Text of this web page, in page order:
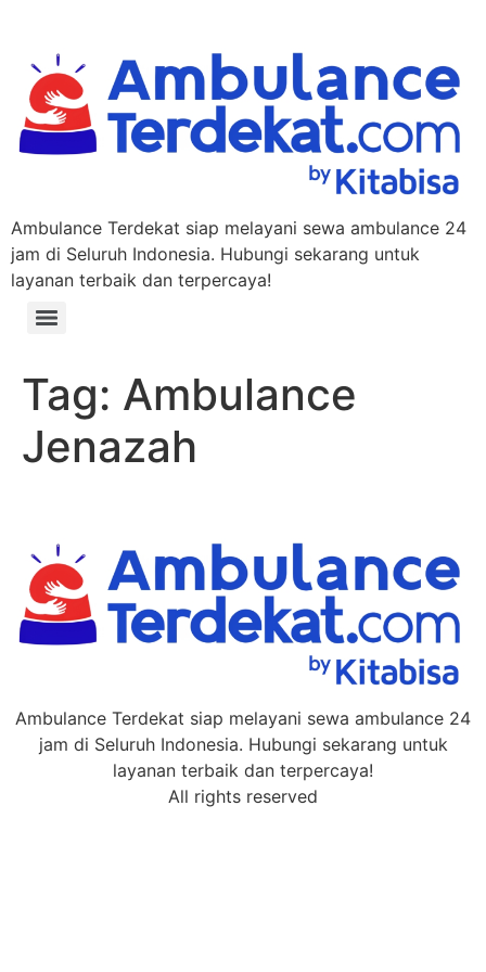
Ambulance Terdekat siap melayani sewa ambulance 24
jam di Seluruh Indonesia. Hubungi sekarang untuk
layanan terbaik dan terpercaya!
Tag: Ambulance
Jenazah
Ambulance Terdekat siap melayani sewa ambulance 24
jam di Seluruh Indonesia. Hubungi sekarang untuk
layanan terbaik dan terpercaya!
All rights reserved